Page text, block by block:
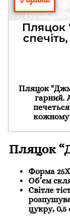
Пляцок
Пляцок
гарний.
печеться
кожному
Пляцок
Форма
Об’єм
Світле
цукру, 0,5